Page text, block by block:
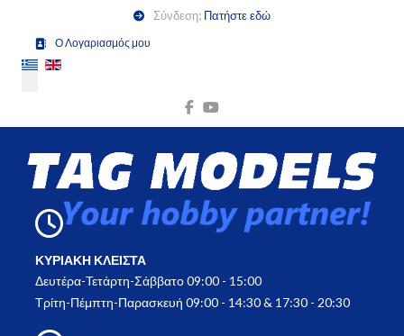
Σύνδεση; Πατήστε εδώ
Ο Λογαριασμός μου
Επιλέξτε τη γλώσσα σας
ΚΥΡΙΑΚΗ ΚΛΕΙΣΤΑ
Δευτέρα-Τετάρτη-Σάββατο 09:00 - 15:00
Τρίτη-Πέμπτη-Παρασκευή 09:00 - 14:30 & 17:30 - 20:30